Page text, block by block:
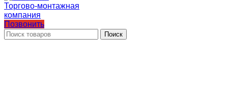
Позвонить
Поиск